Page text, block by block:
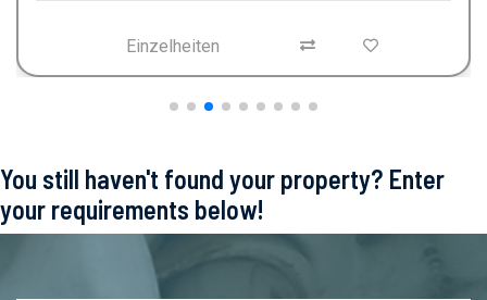
Einzelheiten
You still haven't found your property? Enter
your requirements below!